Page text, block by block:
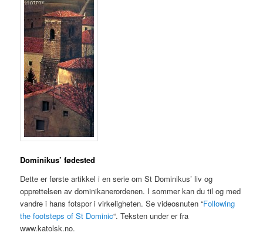
Dominikus’ fødested
Dette er første artikkel i en serie om St Dominikus’ liv og
opprettelsen av dominikanerordenen. I sommer kan du til og med
vandre i hans fotspor i virkeligheten. Se videosnuten “Following
the footsteps of St Dominic“. Teksten under er fra
www.katolsk.no.